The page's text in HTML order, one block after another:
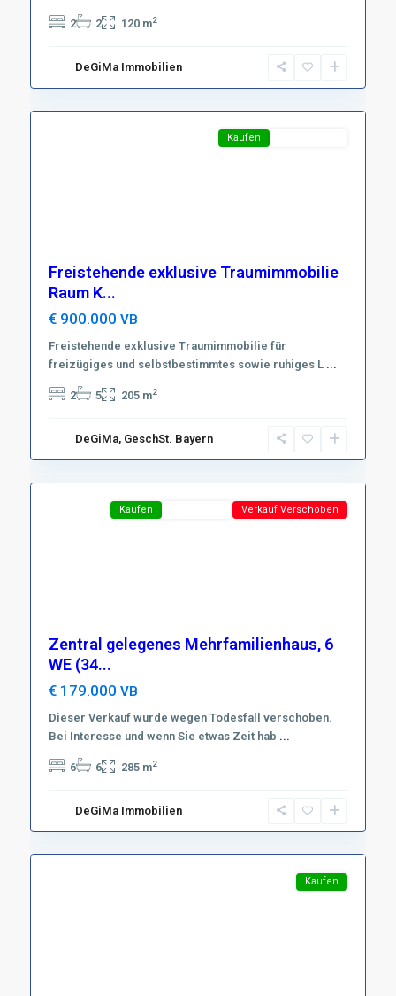
2 2 120 m2
DeGiMa Immobilien
Region
50374
Kaufen
Freistehende exklusive Traumimmobilie
Raum K...
€ 900.000 VB
Freistehende exklusive Traumimmobilie für
freizügiges und selbstbestimmtes sowie ruhiges L ...
2 5 205 m2
DeGiMa, GeschSt. Bayern
Region
Harz
,
Kaufen Verkauf Verschoben
Zentral gelegenes Mehrfamilienhaus, 6
WE (34...
€ 179.000 VB
Dieser Verkauf wurde wegen Todesfall verschoben.
Bei Interesse und wenn Sie etwas Zeit hab ...
6 6 285 m2
DeGiMa Immobilien
Region
38700
Kaufen